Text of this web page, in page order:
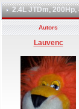
2.4L JTDm, 200Hp,
Autors
Lauvenc